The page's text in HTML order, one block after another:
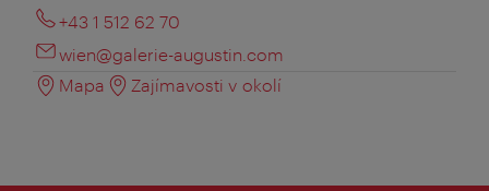
+43 1 512 62 70
wien@galerie-augustin.com
Mapa
Zajímavosti v okolí